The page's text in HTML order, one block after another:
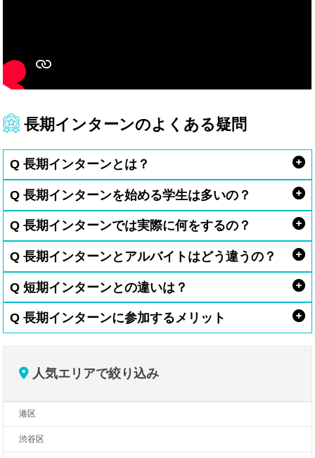
長期インターンのよくある疑問
Q 長期インターンとは？
Q 長期インターンを始める学生は多いの？
Q 長期インターンでは実際に何をするの？
Q 長期インターンとアルバイトはどう違うの？
Q 短期インターンとの違いは？
Q 長期インターンに参加するメリット
人気エリアで絞り込み
港区
渋谷区